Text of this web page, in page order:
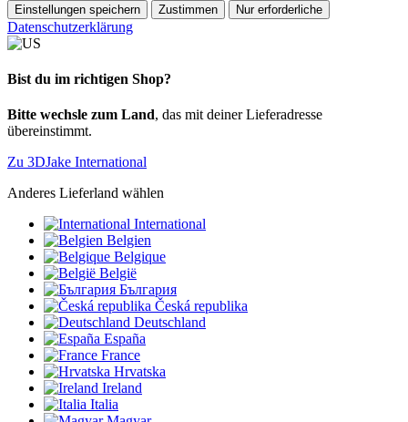
Einstellungen speichern Zustimmen Nur erforderliche
Datenschutzerklärung
Bist du im richtigen Shop?
Bitte wechsle zum Land, das mit deiner Lieferadresse
übereinstimmt.
Zu 3DJake International
Anderes Lieferland wählen
International
Belgien
Belgique
België
България
Česká republika
Deutschland
España
France
Hrvatska
Ireland
Italia